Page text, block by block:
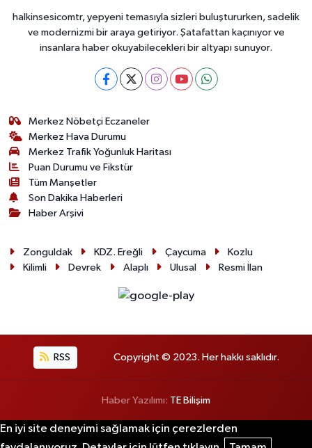
halkinsesicomtr, yepyeni temasıyla sizleri buluştururken, sadelik
ve modernizmi bir araya getiriyor. Şatafattan kaçınıyor ve
insanlara haber okuyabilecekleri bir altyapı sunuyor.
Merkez Nöbetçi Eczaneler
Merkez Hava Durumu
Merkez Trafik Yoğunluk Haritası
Puan Durumu ve Fikstür
Tüm Manşetler
Son Dakika Haberleri
Haber Arşivi
Zonguldak KDZ. Ereğli Çaycuma
Kozlu
Kilimli
Devrek Alaplı Ulusal Resmi İlan
RSS Copyright © 2023. Her hakkı saklıdır.
Haber Yazılımı: TE Bilişim
En iyi site deneyimi sağlamak için çerezlerden